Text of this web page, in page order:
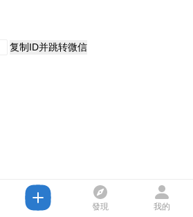
复制ID并跳转微信
發現 我的